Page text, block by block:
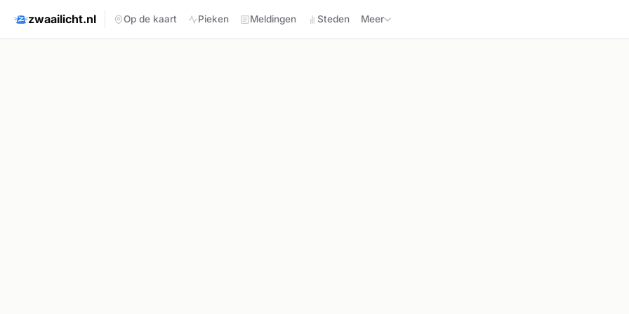
zwaailicht.nl Op de kaart Pieken Meldingen Steden Meer